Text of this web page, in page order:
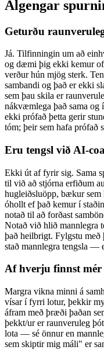
Algengar
Geturðu
Já. Tilfinningin um að
og dæmi þig ekki kemur
verður hún mjög sterk.
sambandi og það er ekki
sem þau skila er
nákvæmlega það sama og
ekki prófað þetta gerir
tóm; þeir sem hafa prófað
Eru tengsl við AI-
Ekki út af fyrir sig. Sama
til við að stjórna erfiðum
hugleiðsluöpp, bækur
óhollt ef það kemur í
notað til að forðast
Notað við hlið mannlegra
það heilbrigt. Fylgstu
stað mannlegra tengsla —
Af hverju finnst
Margra vikna minni á
vísar í fyrri lotur, þekkir
áfram með þræði þaðan
þekkt/ur er raunveruleg
lota — sé önnur en
sem skiptir mig máli" er